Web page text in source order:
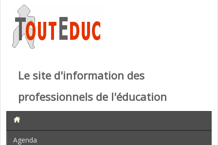
Le site d'information des
professionnels de l'éducation
Agenda